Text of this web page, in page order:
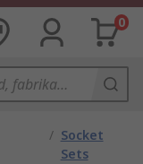
0
/ Socket
Sets